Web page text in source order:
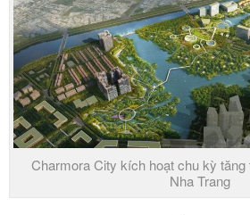
Charmora City kích hoạt chu kỳ
Nha Trang